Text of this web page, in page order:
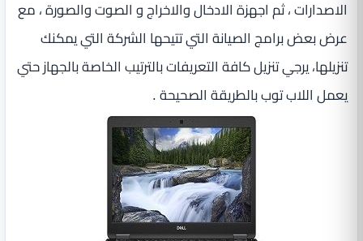
الاصدارات ، ثم اجهزة الادخال والاخراج و الصوت والصورة ، مع
عرض بعض برامج الصيانة التي تتيحها الشركة التي يمكنك
تنزيلها، يرجي تنزيل كافة التعريفات بالترتيب الخاصة بالجهاز حتي
يعمل اللاب توب بالطريقة الصحيحة .